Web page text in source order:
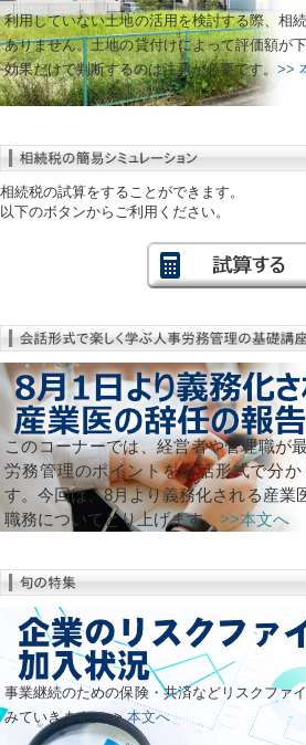
利用していない土地の活用を検討する際、相
ありません。土地の貸付けによって評価額が
効果だけで判断するのは注意が必要です。 >>
相続税の試算をすることができます。
以下のボタンからご利用ください。
このコーナーでは、経営者や管理職が
労務管理のポイントを会話形式で分
す。今回は、8月より義務化される産業
職務についてとり上げます。 >>本文へ
事業継続のための保険・共済などリスクファ
みていきます。>>本文へ